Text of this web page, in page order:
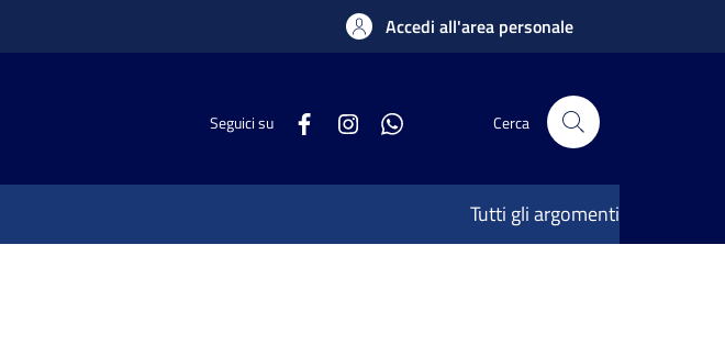
Accedi all'area personale
Seguici su Cerca
Tutti gli argomenti